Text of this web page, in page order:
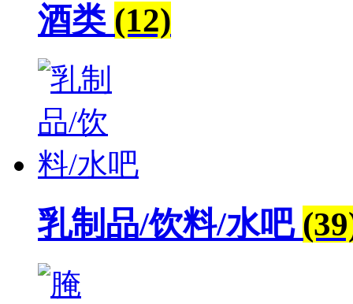
酒类 (12)
乳制品/饮料/水吧